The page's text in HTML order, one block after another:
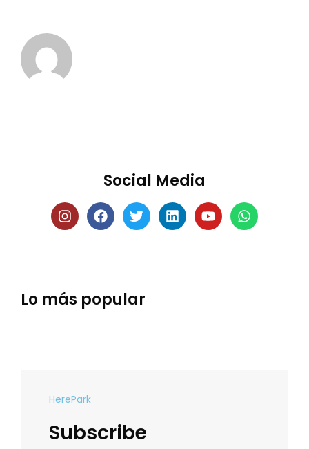
Social Media
Lo más popular
HerePark
Subscribe